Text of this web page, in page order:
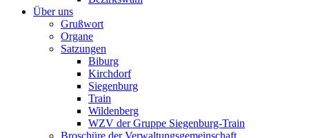
Über uns
Grußwort
Organe
Satzungen
Biburg
Kirchdorf
Siegenburg
Train
Wildenberg
WZV der Gruppe Siegenburg-Train
Broschüre der Verwaltungsgemeinschaft